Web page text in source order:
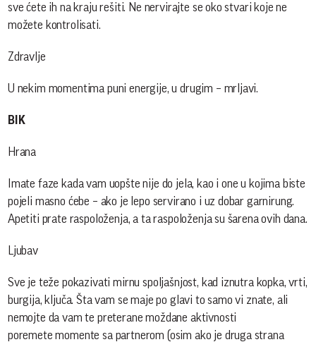
sve ćete ih na kraju rešiti. Ne nervirajte se oko stvari koje ne
možete kontrolisati.
Zdravlje
U nekim momentima puni energije, u drugim – mrljavi.
BIK
Hrana
Imate faze kada vam uopšte nije do jela, kao i one u kojima biste
pojeli masno ćebe – ako je lepo servirano i uz dobar garnirung.
Apetiti prate raspoloženja, a ta raspoloženja su šarena ovih dana.
Ljubav
Sve je teže pokazivati mirnu spoljašnjost, kad iznutra kopka, vrti,
burgija, ključa. Šta vam se maje po glavi to samo vi znate, ali
nemojte da vam te preterane moždane aktivnosti
poremete momente sa partnerom (osim ako je druga strana